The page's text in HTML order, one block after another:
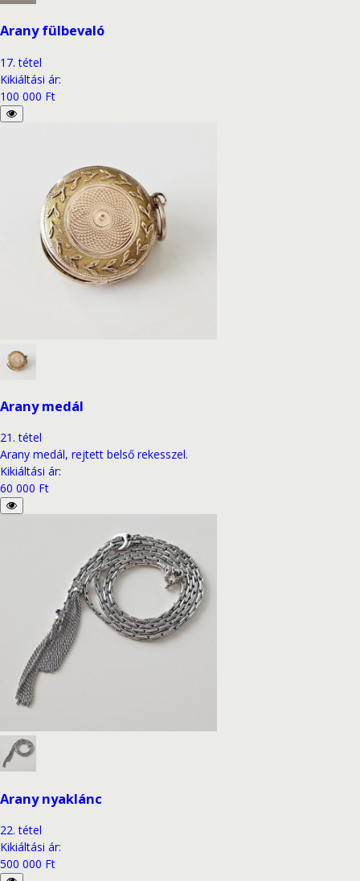
Arany fülbevaló
17. tétel
Kikiáltási ár:
100 000 Ft
Arany medál
21 . tétel
Arany medál, rejtett belső rekesszel.
Kikiáltási ár:
60 000 Ft
Arany nyaklánc
22. tétel
Kikiáltási ár:
500 000 Ft